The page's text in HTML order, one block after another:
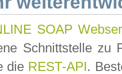
SOAP
Schnittstelle zu
die REST-API.